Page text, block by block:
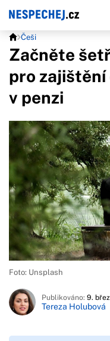
Češi
Začněte
pro
v penzi
Foto: Unsplash
Publikováno: 9.
Tereza Holubová